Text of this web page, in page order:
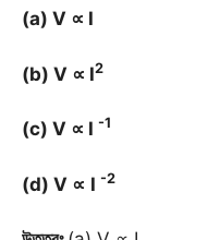
(a) V ∝ I
(b) V ∝ I2
(c) V ∝ I -1
(d) V ∝ I -2